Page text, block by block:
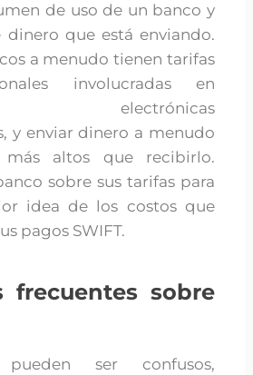
de uso de un banco y
que está enviando.
a menudo tienen tarifas
involucradas en
electrónicas
y enviar dinero a menudo
altos que recibirlo.
sobre sus tarifas para
idea de los costos que
pagos SWIFT.
frecuentes sobre
ser confusos,